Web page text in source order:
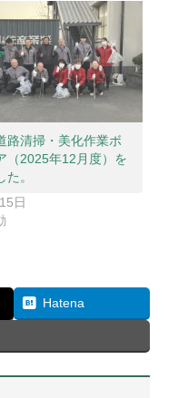
路清掃・美化作業ボ
（2025年12月度）を
。
日
Hatena